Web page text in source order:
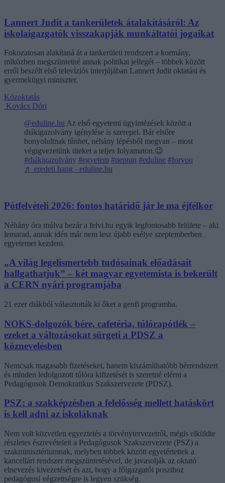
Lannert Judit a tankerületek átalakításáról: Az
iskolaigazgatók visszakapják munkáltatói jogaikat
Fokozatosan alakítaná át a tankerületi rendszert a kormány,
miközben megszüntetné annak politikai jellegét – többek között
erről beszélt első televíziós interjújában Lannert Judit oktatási és
gyermekügyi miniszter.
Közoktatás
Kovács Dóri
@eduline.hu Az első egyetemi ügyintézések között a
diákigazolvány igénylése is szerepel. Bár elsőre
bonyolultnak tűnhet, néhány lépésből megvan – most
végigvezetünk titeket a teljes folyamaton.😉
#diákigazolvány #egyetem #neptun #eduline #foryou
♬ eredeti hang - eduline.hu
Pótfelvételi 2026: fontos határidő jár le ma éjfélkor
Néhány óra múlva bezár a felvi.hu egyik legfontosabb felülete – aki
lemarad, annak idén már nem lesz újabb esélye szeptemberben
egyetemet kezdeni.
„A világ legelismertebb tudósainak előadásait
hallgathatjuk” – két magyar egyetemista is bekerült
a CERN nyári programjába
21 ezer diákból választották ki őket a genfi programba.
NOKS-dolgozók bére, cafetéria, túlórapótlék –
ezeket a változásokat sürgeti a PDSZ a
köznevelésben
Nemcsak magasabb fizetéseket, hanem kiszámíthatóbb bérrendszert
és minden ledolgozott túlóra kifizetését is szeretné elérni a
Pedagógusok Demokratikus Szakszervezete (PDSZ).
PSZ: a szakképzésben a felelősség mellett hatáskört
is kell adni az iskoláknak
Nem volt közvetlen egyeztetés a törvénytervezetről, mégis elküldte
részletes észrevételeit a Pedagógusok Szakszervezete (PSZ) a
szakminisztériumnak, melyben többek között egyetértettek a
kancellári rendszer megszüntetésével, de javasolják az oktató
elnevezés kivezetését és azt, hogy a főigazgatói poszthoz
pedagógusi végzettségre is legyen szükség.